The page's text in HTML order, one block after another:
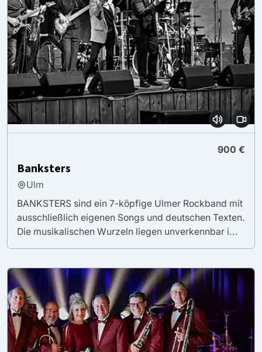
900 €
Banksters
Ulm
BANKSTERS sind ein 7-köpfige Ulmer Rockband mit
ausschließlich eigenen Songs und deutschen Texten.
Die musikalischen Wurzeln liegen unverkennbar i...